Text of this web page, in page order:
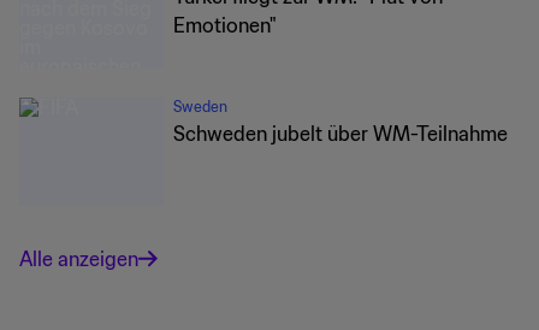
Emotionen"
Sweden
Schweden jubelt über WM-Teilnahme
Alle anzeigen